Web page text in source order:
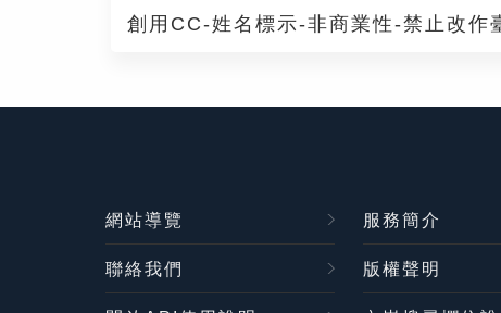
創用CC-姓名標示-非商業性-禁止改作
網站導覽 服務簡介
聯絡我們 版權聲明